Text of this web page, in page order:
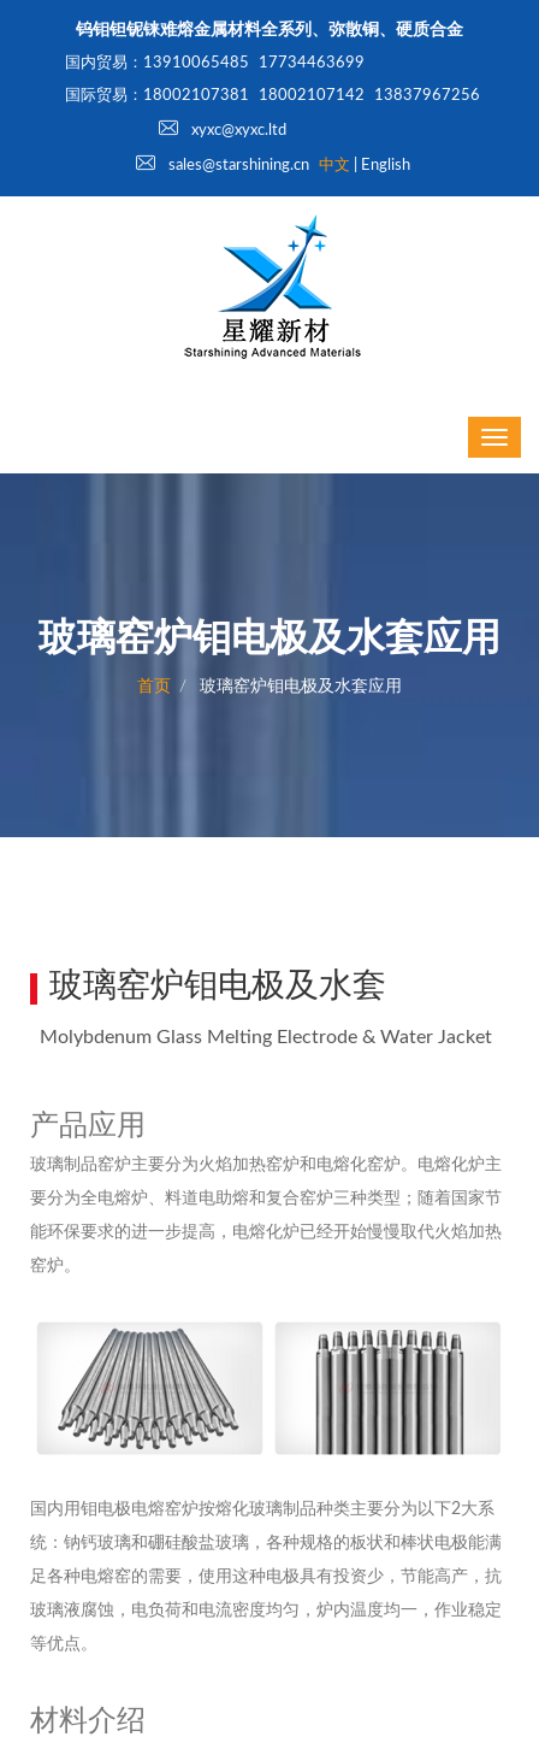
钨钼钽铌铼难熔金属材料全系列、弥散铜、硬质合金
国内贸易：13910065485
国际贸易：18002107381
17734463699
18002107142 13837967256
xyxc@xyxc.ltd
sales@starshining.cn 中文 English
玻璃窑炉钼电极及水套应用
首页 玻璃窑炉钼电极及水套应用
玻璃窑炉钼电极及水套
Molybdenum Glass Melting Electrode & Water Jacket
产品应用
玻璃制品窑炉主要分为火焰加热窑炉和电熔化窑炉。电熔化炉主
要分为全电熔炉、料道电助熔和复合窑炉三种类型；随着国家节
能环保要求的进一步提高，电熔化炉已经开始慢慢取代火焰加热
窑炉。
国内用钼电极电熔窑炉按熔化玻璃制品种类主要分为以下2大系
统：钠钙玻璃和硼硅酸盐玻璃，各种规格的板状和棒状电极能满
足各种电熔窑的需要，使用这种电极具有投资少，节能高产，抗
玻璃液腐蚀，电负荷和电流密度均匀，炉内温度均一，作业稳定
等优点。
材料介绍